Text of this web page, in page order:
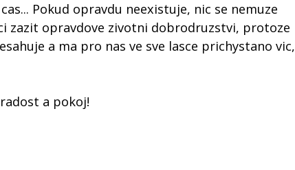
Pokud opravdu neexistuje, nic se nemuze
zazit opravdove zivotni dobrodruzstvi, protoze
a ma pro nas ve sve lasce prichystano vic,
a pokoj!